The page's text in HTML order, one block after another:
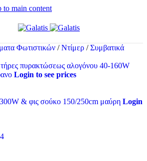
to main content
Φωτιστικών / Ντίμερ / Συμβατικά
πυρακτώσεως αλογόνου 40-160W
Login to see prices
& φις σούκο 150/250cm μαύρη Login